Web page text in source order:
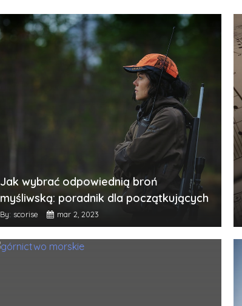
Jak wybrać odpowiednią broń
myśliwską: poradnik dla początkujących
By: scorise mar 2, 2023